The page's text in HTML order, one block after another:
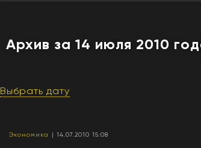
Архив за 14 июля 2010
Выбрать дату
Экономика | 14.07.2010 15:08